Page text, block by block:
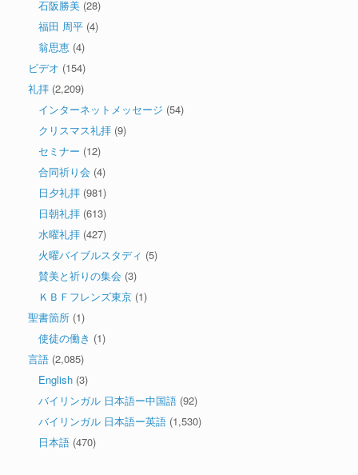
石阪勝美 (28)
福田 周平 (4)
翁思恵 (4)
ビデオ (154)
礼拝 (2,209)
インターネットメッセージ (54)
クリスマス礼拝 (9)
セミナー (12)
合同祈り会 (4)
日夕礼拝 (981)
日朝礼拝 (613)
水曜礼拝 (427)
火曜バイブルスタディ (5)
賛美と祈りの集会 (3)
ＫＢＦフレンズ東京 (1)
聖書箇所 (1)
使徒の働き (1)
言語 (2,085)
English (3)
バイリンガル 日本語ー中国語 (92)
バイリンガル 日本語ー英語 (1,530)
日本語 (470)